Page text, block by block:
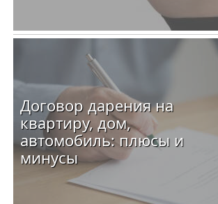
Договор дарения на
квартиру, дом,
автомобиль: плюсы и
минусы